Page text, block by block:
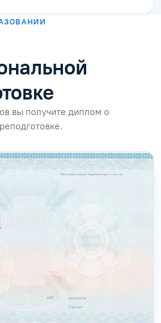
вы получите диплом о